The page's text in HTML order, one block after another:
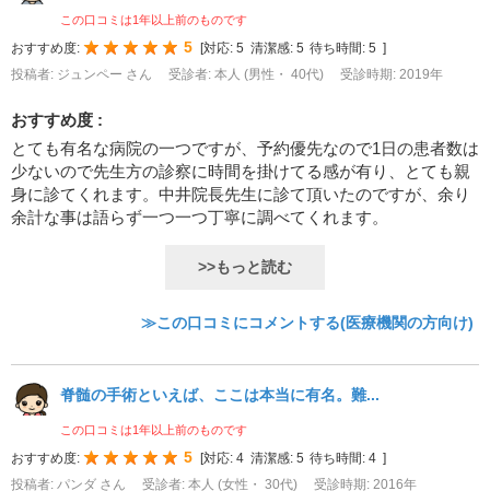
この口コミは1年以上前のものです
おすすめ度: 5 [対応: 5 清潔感: 5 待ち時間: 5 ]
投稿者: ジュンペー さん
受診者: 本人 (男性・ 40代) 受診時期: 2019年
おすすめ度 :
とても有名な病院の一つですが、予約優先なので1日の患者数は
少ないので先生方の診察に時間を掛けてる感が有り、とても親
身に診てくれます。中井院長先生に診て頂いたのですが、余り
余計な事は語らず一つ一つ丁寧に調べてくれます。
>>もっと読む
≫この口コミにコメントする(医療機関の方向け)
脊髄の手術といえば、ここは本当に有名。難...
この口コミは1年以上前のものです
おすすめ度: 5 対応: 4 清潔感: 5 待ち時間: 4
投稿者: パンダ さん
受診者: 本人 (女性・ 30代) 受診時期: 2016年